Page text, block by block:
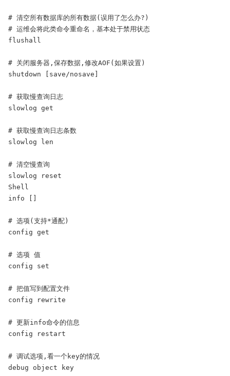
# 清空所有数据库的所有数据(误用了怎么办?)
# 运维会将此类命令重命名，基本处于禁用状态
flushall
# 关闭服务器,保存数据,修改AOF(如果设置)
shutdown [save/nosave]
# 获取慢查询日志
slowlog get
# 获取慢查询日志条数
slowlog len
# 清空慢查询
slowlog reset
Shell
info []
# 选项(支持*通配)
config get
# 选项 值
config set
# 把值写到配置文件
config rewrite
# 更新info命令的信息
config restart
# 调试选项,看一个key的情况
debug object key